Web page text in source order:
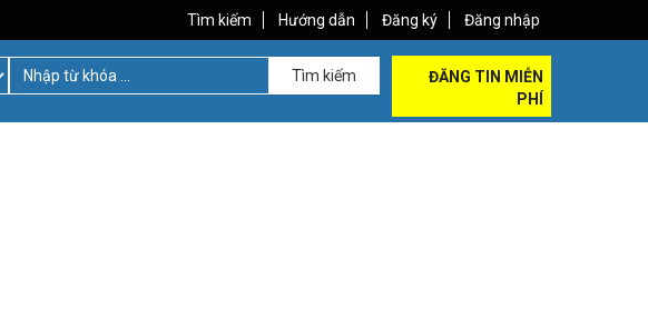
Tìm kiếm Hướng dẫn Đăng ký Đăng nhập
Tìm kiếm
ĐĂNG TIN MIỄN
PHÍ